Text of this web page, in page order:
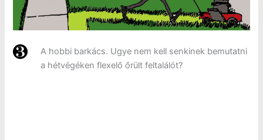
A hobbi barkács. Ugye nem kell senkinek bemutatni
a hétvégéken flexelő őrült feltalálót?